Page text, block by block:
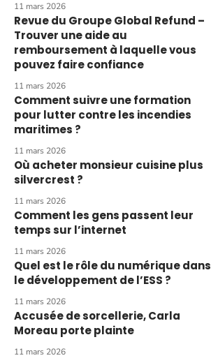
11 mars 2026
Revue du Groupe Global Refund –
Trouver une aide au
remboursement à laquelle vous
pouvez faire confiance
11 mars 2026
Comment suivre une formation
pour lutter contre les incendies
maritimes ?
11 mars 2026
Où acheter monsieur cuisine plus
silvercrest ?
11 mars 2026
Comment les gens passent leur
temps sur l’internet
11 mars 2026
Quel est le rôle du numérique dans
le développement de l’ESS ?
11 mars 2026
Accusée de sorcellerie, Carla
Moreau porte plainte
11 mars 2026